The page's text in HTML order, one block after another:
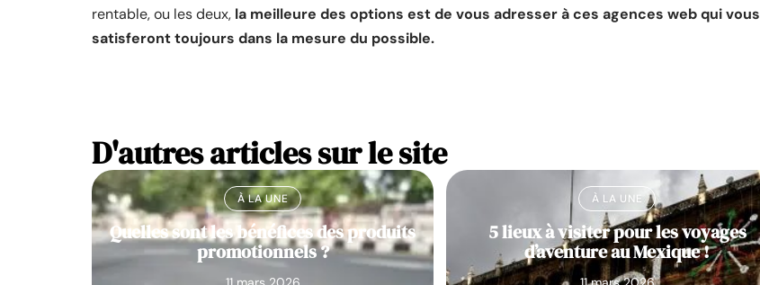
rentable, ou les deux, la meilleure des options est de vous adresser à ces agences web qui vous
satisferont toujours dans la mesure du possible.
D'autres articles sur le site
À LA UNE
Quelles sont les bénéfices des produits
promotionnels ?
À LA UNE
5 lieux à visiter pour les voyages
d’aventure au Mexique !